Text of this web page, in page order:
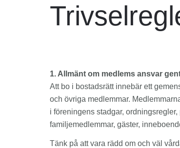
1. Allmänt om medlems ansvar
Att bo i bostadsrätt innebär ett
och övriga medlemmar.
i föreningens stadgar,
familjemedlemmar, gäster,
Tänk på att vara rädd om och väl